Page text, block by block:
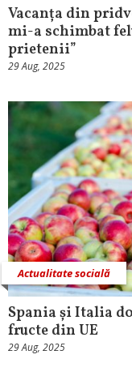
Vacanța din
mi-a schimbat
prietenii”
29 Aug, 2025
Actualitate socială
Spania și Italia
fructe din UE
29 Aug, 2025